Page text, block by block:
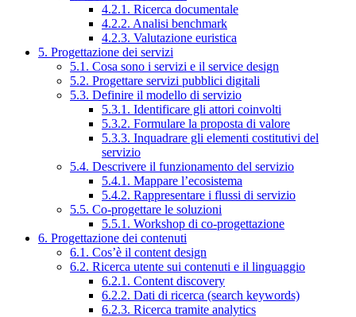
4.2.1. Ricerca documentale
4.2.2. Analisi benchmark
4.2.3. Valutazione euristica
5. Progettazione dei servizi
5.1. Cosa sono i servizi e il service design
5.2. Progettare servizi pubblici digitali
5.3. Definire il modello di servizio
5.3.1. Identificare gli attori coinvolti
5.3.2. Formulare la proposta di valore
5.3.3. Inquadrare gli elementi costitutivi del
servizio
5.4. Descrivere il funzionamento del servizio
5.4.1. Mappare l’ecosistema
5.4.2. Rappresentare i flussi di servizio
5.5. Co-progettare le soluzioni
5.5.1. Workshop di co-progettazione
6. Progettazione dei contenuti
6.1. Cos’è il content design
6.2. Ricerca utente sui contenuti e il linguaggio
6.2.1. Content discovery
6.2.2. Dati di ricerca (search keywords)
6.2.3. Ricerca tramite analytics